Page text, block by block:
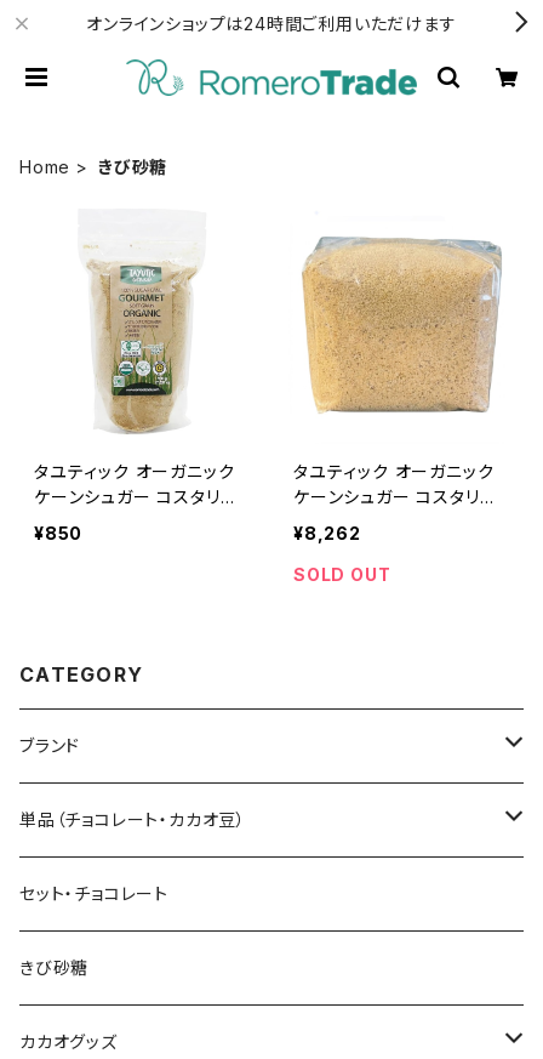
オンラインショップは24時間ご利用いただけます
Home きび砂糖
タユティック オーガニック
ケーンシュガー コスタリカ
産 きび砂糖 ソフトタイプ 5
¥850
タユティック オーガニック
ケーンシュガー コスタリカ
産 きび砂糖 ソフトタイプ 1
0kg
¥8,262
SOLD OUT
CATEGORY
ブランド
Sibu CHOCOLATE シブ チョコレート
Senor Cacao セニョールカカオ
Tayutic タユティック
Cocoa Vintage ココア ヴィンテージ
単品（チョコレート・カカオ豆）
板チョコレート
コーティング チョコ
ペーストチョコレート
セット・チョコレート
きび砂糖
カカオグッズ